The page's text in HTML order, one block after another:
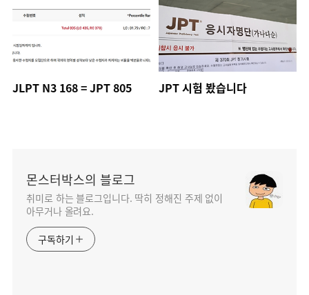
JLPT N3 168 = JPT 805 JPT 시험 봤습니다
몬스터박스의 블로그
취미로 하는 블로그입니다. 딱히 정해진 주제 없이
아무거나 올려요.
구독하기